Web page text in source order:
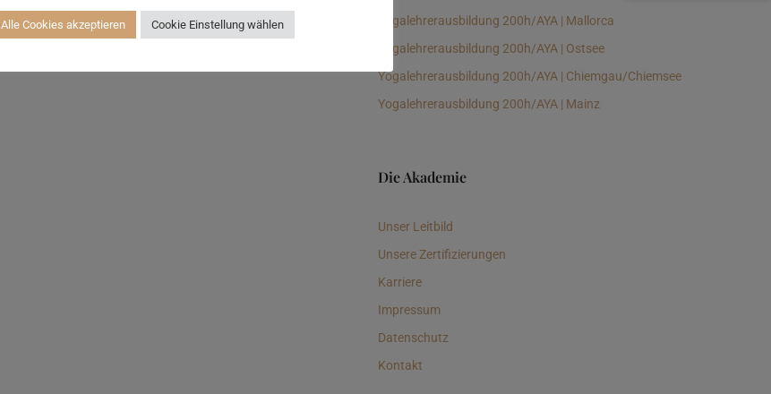
Yogalehrerausbildung 200h/AYA | Mallorca
Yogalehrerausbildung 200h/AYA | Ostsee
Yogalehrerausbildung 200h/AYA | Chiemgau/Chiemsee
Yogalehrerausbildung 200h/AYA | Mainz
Die Akademie
Unser Leitbild
Unsere Zertifizierungen
Karriere
Impressum
Datenschutz
Kontakt
Alle Cookies akzeptieren Cookie Einstellung wählen